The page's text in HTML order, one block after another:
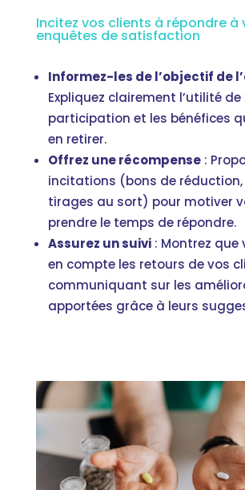
Incitez vos clients à répondre à
enquêtes de satisfaction
Informez-les de l’objectif de
Expliquez clairement l’utilité de
participation et les bénéfices
en retirer.
Offrez une récompense:
incitations (bons de réduction,
tirages au sort) pour motiver
prendre le temps de répondre.
Assurez un suivi: Montrez que
en compte les retours de vos
communiquant sur les
apportées grâce à leurs